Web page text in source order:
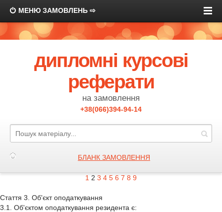
МЕНЮ ЗАМОВЛЕНЬ ⇨
дипломні курсові
реферати
на замовлення
+38(066)394-94-14
БЛАНК ЗАМОВЛЕННЯ
1 2 3 4 5 6 7 8 9
Стаття 3. Об'єкт оподаткування
3.1. Об'єктом оподаткування резидента є: